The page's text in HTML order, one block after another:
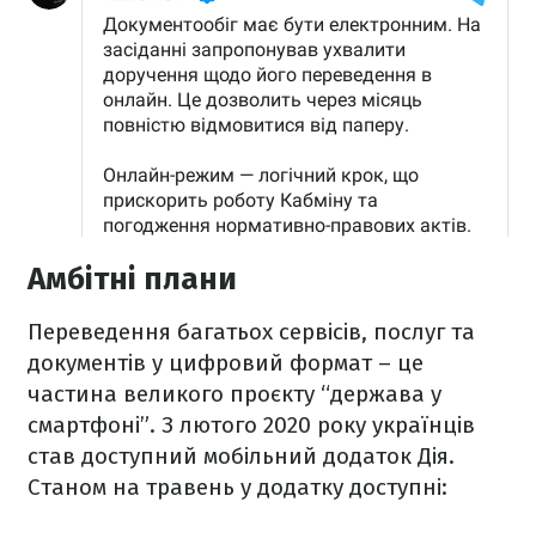
Амбітні плани
Переведення багатьох сервісів, послуг та
документів у цифровий формат – це
частина великого проєкту “держава у
смартфоні”. З лютого 2020 року українців
став доступний мобільний додаток Дія.
Станом на травень у додатку доступні: